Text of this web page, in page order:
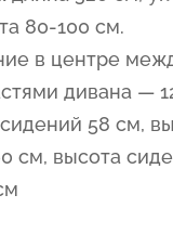
80-100 см.
в центре
дивана —
58 см,
см, высота